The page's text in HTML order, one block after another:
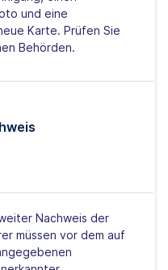
und eine
Karte. Prüfen Sie
Behörden.
Nachweis der
müssen vor dem auf